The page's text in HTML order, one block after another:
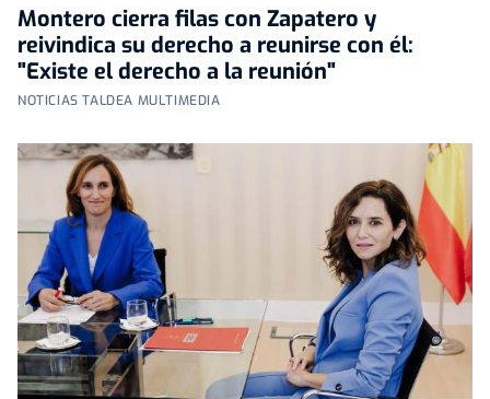
Montero cierra filas con Zapatero y
reivindica su derecho a reunirse con él:
"Existe el derecho a la reunión"
NOTICIAS TALDEA MULTIMEDIA